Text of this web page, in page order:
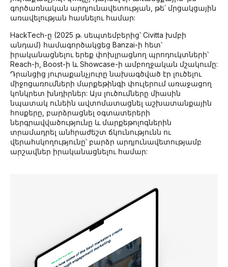
գործառնական արդյունավետության, թե՛ մրցակցային
առավելության հասնելու համար:
HackTech-ը (2025 թ. սեպտեմբերից՝ Civitta խմբի
անդամ) համագործակցեց Banzai-ի հետ՝
իրականացնելու երեք փոխլրացնող պրոդուկտների՝
Reach-ի, Boost-ի և Showcase-ի ամբողջական մշակումը:
Դրանցից յուրաքանչյուրը նախագծված էր լուծելու
միջոցառումների մարքեթինգի փուլերում առաջացող
կոնկրետ խնդիրներ: Այս լուծումները միասին
նպատակ ունեին ավտոմատացնել աշխատանքային
հոսքերը, բարձրացնել օգտատերերի
ներգրավվածությունը և մարքեթոլոգներին
տրամադրել անհրաժեշտ ճկունությունն ու
վերահսկողությունը՝ բարձր արդյունավետությամբ
արշավներ իրականացնելու համար: